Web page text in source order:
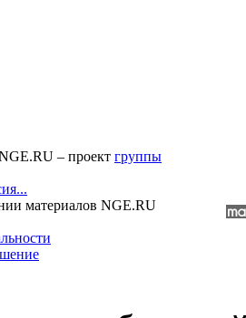
– проект группы
материалов NGE.RU